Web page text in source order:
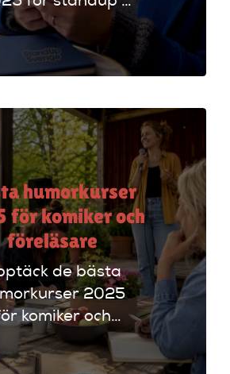
UK. Jämför
som
och
alternativ!
humorkurser
för komiker och
föreläsare
de bästa
2025
komiker och
Lär dig
och få